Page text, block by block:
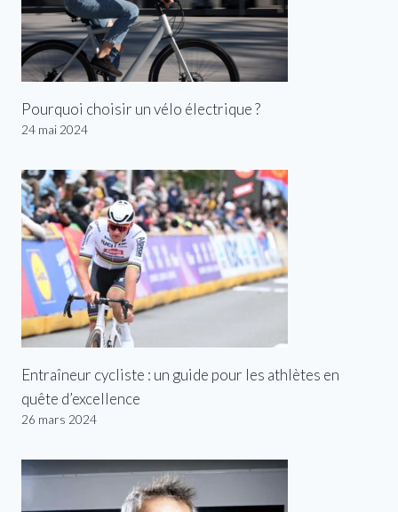
Pourquoi choisir un vélo électrique ?
24 mai 2024
Entraîneur cycliste : un guide pour les athlètes en
quête d’excellence
26 mars 2024